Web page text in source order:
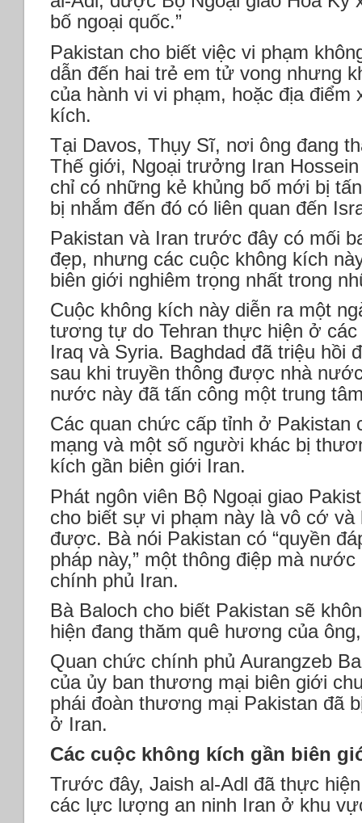
bố ngoại quốc.”
Pakistan cho biết việc vi phạm
dẫn đến hai trẻ em tử vong nhưng
của hành vi vi phạm, hoặc địa điểm
kích.
Tại Davos, Thụy Sĩ, nơi ông đang
Thế giới, Ngoại trưởng Iran
chỉ có những kẻ khủng bố mới bị
bị nhắm đến đó có liên quan đến
Pakistan và Iran trước đây có mối
đẹp, nhưng các cuộc không kích
biên giới nghiêm trọng nhất trong
Cuộc không kích này diễn ra một
tương tự do Tehran thực hiện ở
Iraq và Syria. Baghdad đã triệu hồi
sau khi truyền thông được nhà
nước này đã tấn công một trung
Các quan chức cấp tỉnh ở Pakistan
mạng và một số người khác bị
kích gần biên giới Iran.
Phát ngôn viên Bộ Ngoại giao
cho biết sự vi phạm này là vô cớ và
được. Bà nói Pakistan có “quyền
pháp này,” một thông điệp mà
chính phủ Iran.
Bà Baloch cho biết Pakistan sẽ
hiện đang thăm quê hương của
Quan chức chính phủ Aurangzeb
của ủy ban thương mại biên giới
phái đoàn thương mại Pakistan đã
ở Iran.
Các cuộc không kích gần biên
Trước đây, Jaish al-Adl đã thực
các lực lượng an ninh Iran ở khu